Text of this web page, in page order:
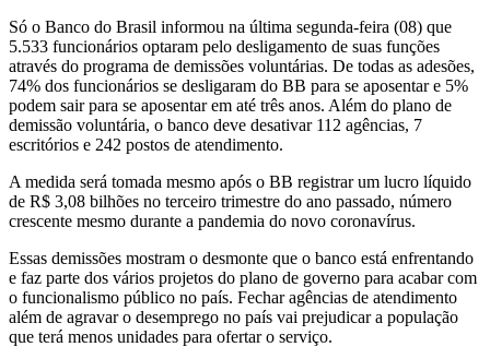
Só o Banco do Brasil informou na última segunda-feira (08) que
5.533 funcionários optaram pelo desligamento de suas funções
através do programa de demissões voluntárias. De todas as adesões,
74% dos funcionários se desligaram do BB para se aposentar e 5%
podem sair para se aposentar em até três anos. Além do plano de
demissão voluntária, o banco deve desativar 112 agências, 7
escritórios e 242 postos de atendimento.
A medida será tomada mesmo após o BB registrar um lucro líquido
de R$ 3,08 bilhões no terceiro trimestre do ano passado, número
crescente mesmo durante a pandemia do novo coronavírus.
Essas demissões mostram o desmonte que o banco está enfrentando
e faz parte dos vários projetos do plano de governo para acabar com
o funcionalismo público no país. Fechar agências de atendimento
além de agravar o desemprego no país vai prejudicar a população
que terá menos unidades para ofertar o serviço.